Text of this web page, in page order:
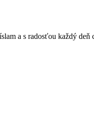
a s radosťou každý